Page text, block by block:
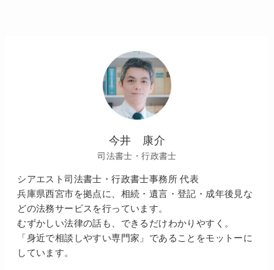
今井 康介
司法書士・行政書士
シアエスト司法書士・行政書士事務所 代表
兵庫県西宮市を拠点に、相続・遺言・登記・成年後見な
どの法務サービスを行っています。
むずかしい法律の話も、できるだけわかりやすく。
「身近で相談しやすい専門家」であることをモットーに
しています。